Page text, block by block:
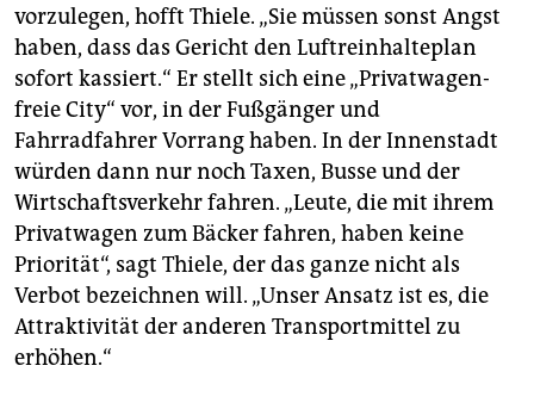
vorzulegen, hofft Thiele. „Sie müssen sonst Angst
haben, dass das Gericht den Luftreinhalteplan
sofort kassiert.“ Er stellt sich eine „Privatwagen-
freie City“ vor, in der Fußgänger und
Fahrradfahrer Vorrang haben. In der Innenstadt
würden dann nur noch Taxen, Busse und der
Wirtschaftsverkehr fahren. „Leute, die mit ihrem
Privatwagen zum Bäcker fahren, haben keine
Priorität“, sagt Thiele, der das ganze nicht als
Verbot bezeichnen will. „Unser Ansatz ist es, die
Attraktivität der anderen Transportmittel zu
erhöhen.“